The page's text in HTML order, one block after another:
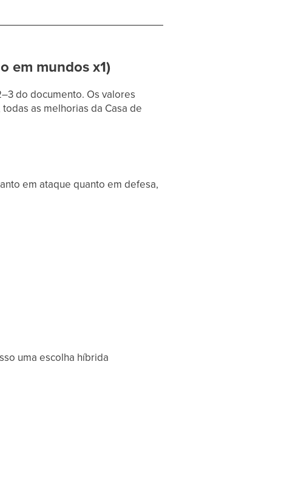
em mundos x1)
do documento. Os valores
as melhorias da Casa de
em ataque quanto em defesa,
uma escolha híbrida